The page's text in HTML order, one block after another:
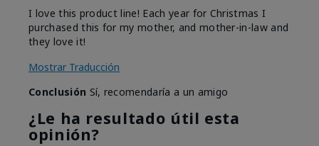
I love this product line! Each year for Christmas I
purchased this for my mother, and mother-in-law and
they love it!
Mostrar Traducción
Conclusión Sí, recomendaría a un amigo
¿Le ha resultado útil esta
opinión?